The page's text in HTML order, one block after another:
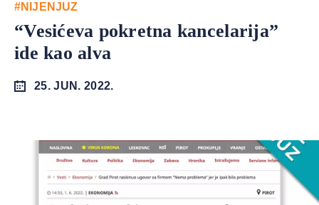
#NIJENJUZ
“Vesićeva pokretna kancelarija”
ide kao alva
25. JUN. 2022.